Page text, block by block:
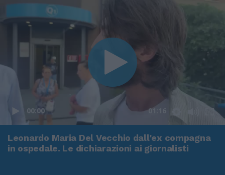
00:00 01:16
Leonardo Maria Del Vecchio dall'ex compagna
in ospedale. Le dichiarazioni ai giornalisti